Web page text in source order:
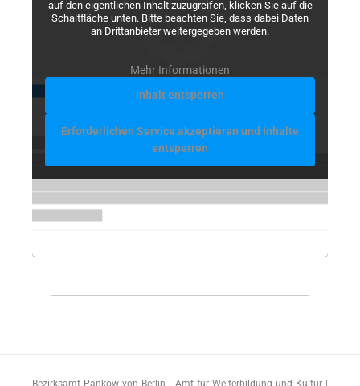
auf den eigentlichen Inhalt zuzugreifen, klicken Sie auf die
Schaltfläche unten. Bitte beachten Sie, dass dabei Daten
an Drittanbieter weitergegeben werden.
Mehr Informationen
Inhalt entsperren
Erforderlichen Service akzeptieren und Inhalte
entsperren
Bezirksamt Pankow von Berlin | Amt für Weiterbildung und Kultur |